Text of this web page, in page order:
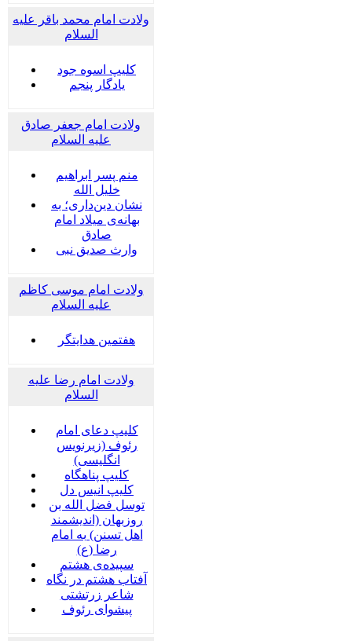
ولادت امام محمد باقر علیه
السلام
کلیپ اسوه جود
یادگار پنجم
ولادت امام جعفر صادق
علیه السلام
منم پسر ابراهیم
خلیل الله
نشان دین‌داری؛ به
بهانه‌ی میلاد امام
صادق
وارث صدیق نبی
ولادت امام موسی کاظم
علیه السلام
هفتمین هدایتگر
ولادت امام رضا علیه
السلام
کلیپ دعای امام
رئوف (زیرنویس
انگلیسی)
کلیپ پناهگاه
کلیپ انیس دل
توسل فضل الله بن
روزبهان (اندیشمند
اهل تسنن) به امام
رضا (ع)
سپیده‌ی هشتم
آفتاب هشتم در نگاه
شاعر زرتشتی
پیشوای رئوف